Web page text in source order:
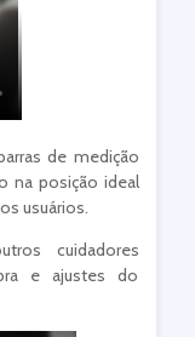
de medição
na posição ideal
usuários.
cuidadores
e ajustes do